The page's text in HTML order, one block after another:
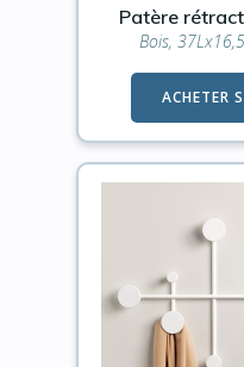
Patère
Bois,
ACHETER